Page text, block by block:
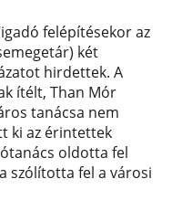
felépítésekor az
két
hirdettek. A
ítélt, Than Mór
tanácsa nem
ki az érintettek
oldotta fel
szólította fel a városi